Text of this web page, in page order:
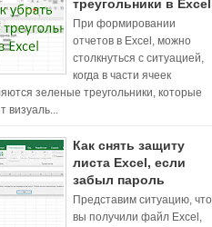
треугольники в Excel
При формировании
отчетов в Excel, можно
столкнуться с ситуацией,
когда в части ячеек
зеленые треугольники, которые
визуаль...
Как снять защиту
листа Excel, если
забыл пароль
Представим ситуацию, что
вы получили файл Excel,